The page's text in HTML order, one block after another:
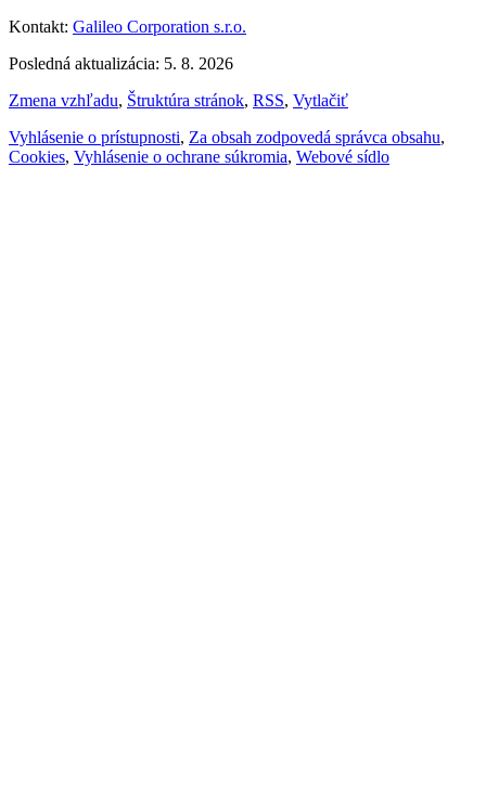
Kontakt: Galileo Corporation s.r.o.
Posledná aktualizácia: 5. 8. 2026
Zmena vzhľadu, Štruktúra stránok, RSS, Vytlačiť
Vyhlásenie o prístupnosti, Za obsah zodpovedá správca obsahu,
Cookies, Vyhlásenie o ochrane súkromia, Webové sídlo